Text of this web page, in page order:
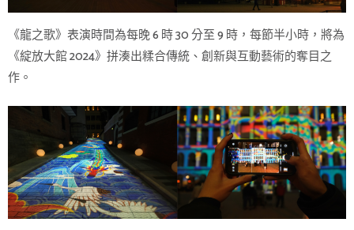
《龍之歌》表演時間為每晚 6 時 30 分至 9 時，每節半小時，將為
《綻放大館 2024》拼湊出糅合傳統、創新與互動藝術的奪目之
作。